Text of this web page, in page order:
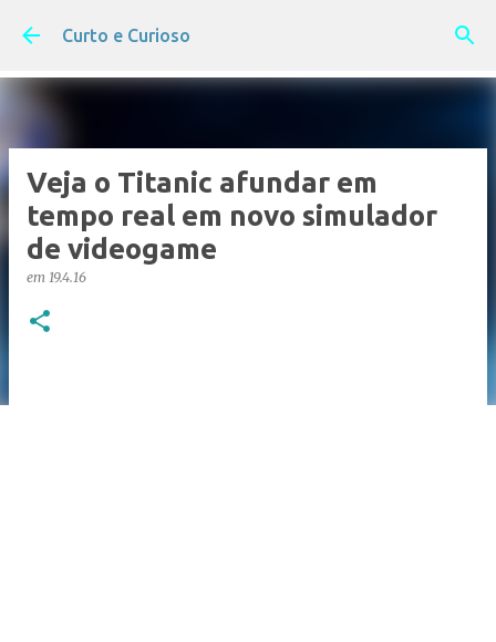
Pular para o conteúdo principal
Curto e Curioso
Veja o Titanic afundar em
tempo real em novo simulador
de videogame
em 19.4.16